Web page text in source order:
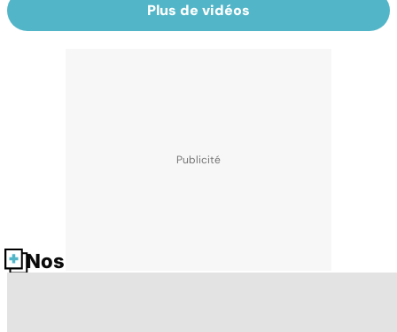
Plus de vidéos
Nos fiches santé